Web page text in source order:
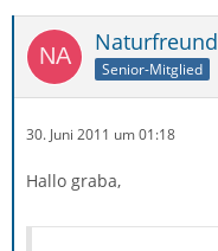
Naturfreund
Senior-Mitglied
30. Juni 2011 um 01:18
Hallo graba,